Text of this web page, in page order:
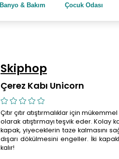
Banyo & Bakım Çocuk Odası
Skiphop
Çerez Kabı Unicorn
Çıtır çıtır atıştırmalıklar için
olarak atıştırmayı teşvik eder. Kolay
kapak, yiyeceklerin taze kalmasını
dışarı dökülmesini engeller. İki
kalır!